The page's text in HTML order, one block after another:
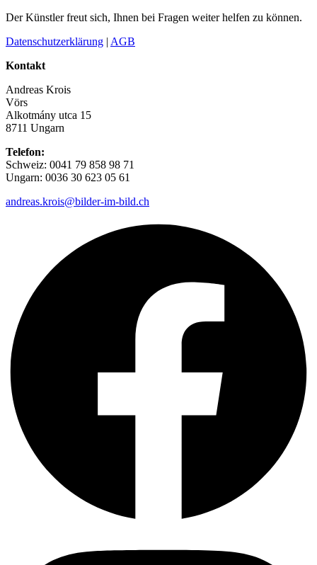
Der Künstler freut sich, Ihnen bei Fragen weiter helfen zu können.
Datenschutzerklärung | AGB
Kontakt
Andreas Krois
Vörs
Alkotmány utca 15
8711 Ungarn
Telefon:
Schweiz: 0041 79 858 98 71
Ungarn: 0036 30 623 05 61
andreas.krois@bilder-im-bild.ch